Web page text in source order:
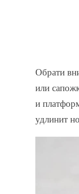
Обрати
или
и
удлинит